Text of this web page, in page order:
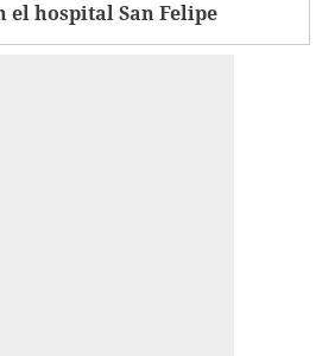
hospital San Felipe